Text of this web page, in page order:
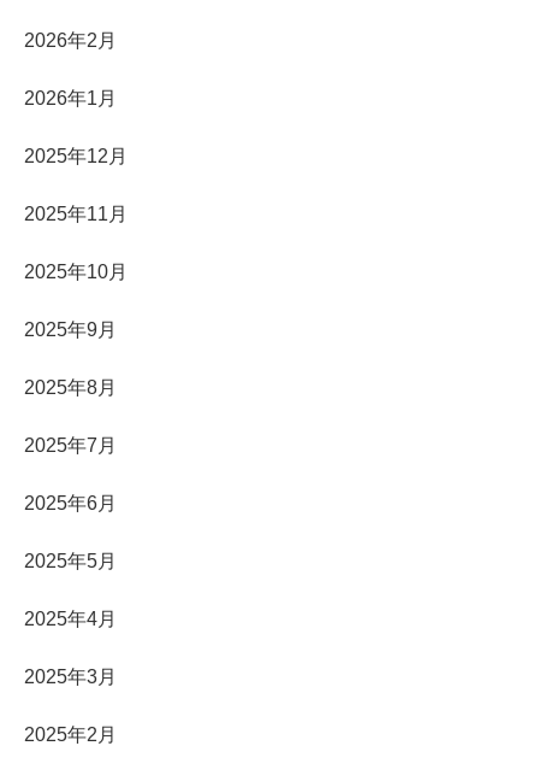
2026年2月
2026年1月
2025年12月
2025年11月
2025年10月
2025年9月
2025年8月
2025年7月
2025年6月
2025年5月
2025年4月
2025年3月
2025年2月